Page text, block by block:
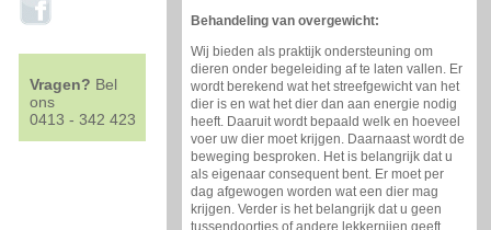
Vragen? Bel
ons
0413 - 342 423
Behandeling van overgewicht:
Wij bieden als praktijk ondersteuning om
dieren onder begeleiding af te laten vallen. Er
wordt berekend wat het streefgewicht van het
dier is en wat het dier dan aan energie nodig
heeft. Daaruit wordt bepaald welk en hoeveel
voer uw dier moet krijgen. Daarnaast wordt de
beweging besproken. Het is belangrijk dat u
als eigenaar consequent bent. Er moet per
dag afgewogen worden wat een dier mag
krijgen. Verder is het belangrijk dat u geen
tussendoortjes of andere lekkernijen geeft.